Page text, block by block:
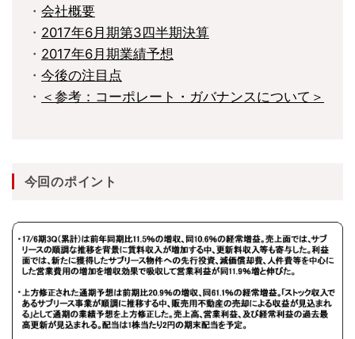
・ 会社概要
・ 2017年6月期第3四半期決算
・ 2017年6月期業績予想
・ 今後の注目点
・ ＜参考：コーポレート・ガバナンスについて＞
今回のポイント